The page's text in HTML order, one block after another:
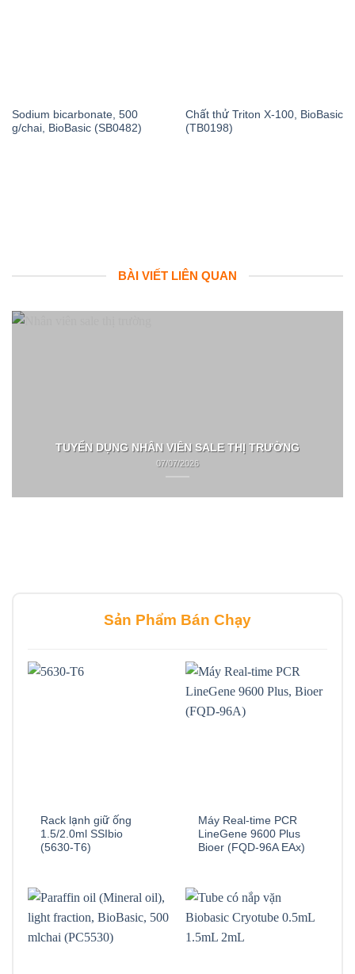
Sodium bicarbonate, 500
g/chai, BioBasic (SB0482)
Chất thử Triton X-100, BioBasic
(TB0198)
BÀI VIẾT LIÊN QUAN
TUYỂN DỤNG NHÂN VIÊN SALE THỊ TRƯỜNG
07/07/2026
Sản Phẩm Bán Chạy
Rack lạnh giữ ống
1.5/2.0ml SSIbio
(5630-T6)
Máy Real-time PCR
LineGene 9600 Plus
Bioer (FQD-96A EAx)